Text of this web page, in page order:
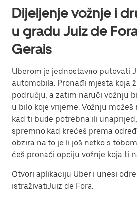
Dijeljenje vožnje i
u gradu Juiz de
Gerais
Uberom je jednostavno putovati
automobila. Pronađi mjesta koja
području, a zatim naruči vožnju
u bilo koje vrijeme. Vožnju
kad ti bude potrebna ili
spremno kad krećeš prema
obzira na to je li još netko s
ćeš pronaći opciju vožnje koja ti
Otvori aplikaciju Uber i unesi
istraživatiJuiz de Fora.